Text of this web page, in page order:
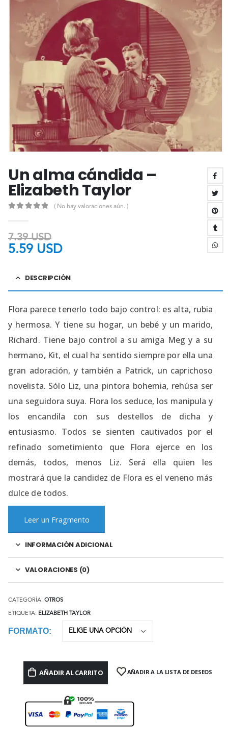
Un alma cándida –
Elizabeth Taylor
( No hay valoraciones aún. )
7.39USD
5.59 USD
DESCRIPCIÓN
Flora parece tenerlo todo bajo control: es alta, rubia
y hermosa. Y tiene su hogar, un bebé y un marido,
Richard. Tiene bajo control a su amiga Meg y a su
hermano, Kit, el cual ha sentido siempre por ella una
gran adoración, y también a Patrick, un caprichoso
novelista. Sólo Liz, una pintora bohemia, rehúsa ser
una seguidora suya. Flora los seduce, los manipula y
los encandila con sus destellos de dicha y
entusiasmo. Todos se sienten cautivados por el
refinado sometimiento que Flora ejerce en los
demás, todos, menos Liz. Será ella quien les
mostrará que la candidez de Flora es el veneno más
dulce de todos.
Leer un Fragmento
INFORMACIÓN ADICIONAL
VALORACIONES (0)
CATEGORÍA: OTROS
ETIQUETA: ELIZABETH TAYLOR
FORMATO
AÑADIR AL CARRITO AÑADIR A LA LISTA DE DESEOS